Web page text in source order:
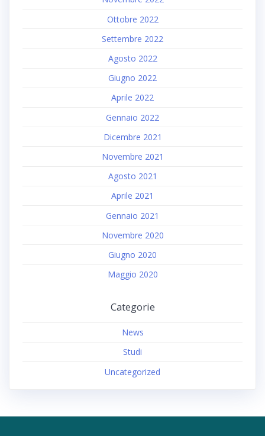
Ottobre 2022
Settembre 2022
Agosto 2022
Giugno 2022
Aprile 2022
Gennaio 2022
Dicembre 2021
Novembre 2021
Agosto 2021
Aprile 2021
Gennaio 2021
Novembre 2020
Giugno 2020
Maggio 2020
Categorie
News
Studi
Uncategorized